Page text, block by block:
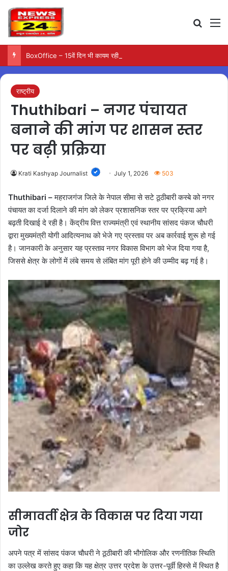
राष्ट्रीय
Thuthibari – नगर पंचायत
बनाने की मांग पर शासन स्तर
पर बढ़ी प्रक्रिया
Krati Kashyap Journalist July 1, 2026 503
Thuthibari –महराजगंज जिले के नेपाल सीमा से सटे ठूठीबारी कस्बे को नगर
पंचायत का दर्जा दिलाने की मांग को लेकर प्रशासनिक स्तर पर प्रक्रिया आगे
बढ़ती दिखाई दे रही है। केंद्रीय वित्त राज्यमंत्री एवं स्थानीय सांसद पंकज चौधरी
द्वारा मुख्यमंत्री योगी आदित्यनाथ को भेजे गए प्रस्ताव पर अब कार्रवाई शुरू हो गई
है। जानकारी के अनुसार यह प्रस्ताव नगर विकास विभाग को भेज दिया गया है,
जिससे क्षेत्र के लोगों में लंबे समय से लंबित मांग पूरी होने की उम्मीद बढ़ गई है।
सीमावर्ती क्षेत्र के विकास पर दिया गया
जोर
अपने पत्र में सांसद पंकज चौधरी ने ठूठीबारी की भौगोलिक और रणनीतिक स्थिति
का उल्लेख करते हुए कहा कि यह क्षेत्र उत्तर प्रदेश के उत्तर-पूर्वी हिस्से में स्थित है